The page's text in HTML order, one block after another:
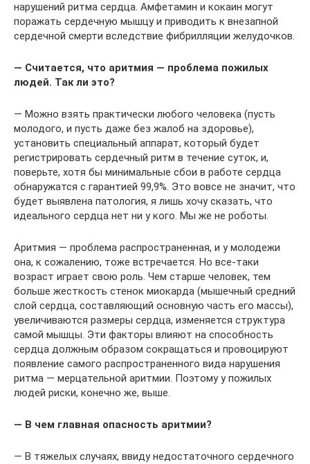
нарушений ритма сердца. Амфетамин и кокаин могут
поражать сердечную мышцу и приводить к внезапной
сердечной смерти вследствие фибрилляции желудочков.
— Считается, что аритмия — проблема пожилых
людей. Так ли это?
— Можно взять практически любого человека (пусть
молодого, и пусть даже без жалоб на здоровье),
установить специальный аппарат, который будет
регистрировать сердечный ритм в течение суток, и,
поверьте, хотя бы минимальные сбои в работе сердца
обнаружатся с гарантией 99,9%. Это вовсе не значит, что
будет выявлена патология, я лишь хочу сказать, что
идеального сердца нет ни у кого. Мы же не роботы.
Аритмия — проблема распространенная, и у молодежи
она, к сожалению, тоже встречается. Но все-таки
возраст играет свою роль. Чем старше человек, тем
больше жесткость стенок миокарда (мышечный средний
слой сердца, составляющий основную часть его массы),
увеличиваются размеры сердца, изменяется структура
самой мышцы. Эти факторы влияют на способность
сердца должным образом сокращаться и провоцируют
появление самого распространенного вида нарушения
ритма — мерцательной аритмии. Поэтому у пожилых
людей риски, конечно же, выше.
— В чем главная опасность аритмии?
— В тяжелых случаях, ввиду недостаточного сердечного